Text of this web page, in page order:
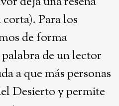
Para los
de forma
de un lector
a que más personas
Desierto y permite